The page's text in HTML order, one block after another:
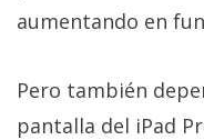
aumentando en
Pero también
pantalla del iPad